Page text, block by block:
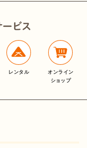
レンタル
オンライン
ショップ